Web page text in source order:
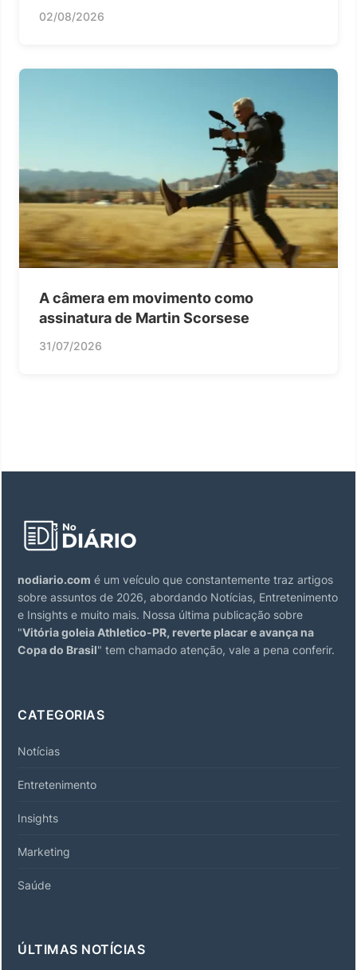
02/08/2026
A câmera em movimento como
assinatura de Martin Scorsese
31/07/2026
nodiario.com é um veículo que constantemente traz artigos
sobre assuntos de 2026, abordando Notícias, Entretenimento
e Insights e muito mais. Nossa última publicação sobre
"Vitória goleia Athletico-PR, reverte placar e avança na
Copa do Brasil" tem chamado atenção, vale a pena conferir.
CATEGORIAS
Notícias
Entretenimento
Insights
Marketing
Saúde
ÚLTIMAS NOTÍCIAS